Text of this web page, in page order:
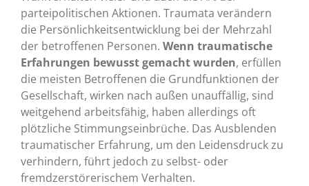
parteipolitischen Aktionen. Traumata verändern
die Persönlichkeitsentwicklung bei der Mehrzahl
der betroffenen Personen. Wenn traumatische
Erfahrungen bewusst gemacht wurden, erfüllen
die meisten Betroffenen die Grundfunktionen der
Gesellschaft, wirken nach außen unauffällig, sind
weitgehend arbeitsfähig, haben allerdings oft
plötzliche Stimmungseinbrüche. Das Ausblenden
traumatischer Erfahrung, um den Leidensdruck zu
verhindern, führt jedoch zu selbst- oder
fremdzerstörerischem Verhalten.